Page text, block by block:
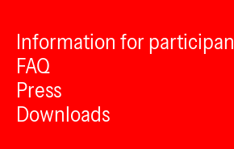
Information for
FAQ
Press
Downloads